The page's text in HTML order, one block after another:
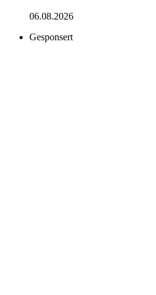
06.08.2026
Gesponsert